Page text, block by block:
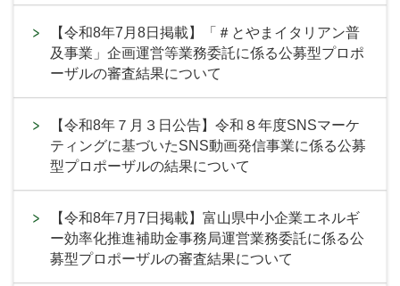
【令和8年7月8日掲載】「＃とやまイタリアン普
及事業」企画運営等業務委託に係る公募型プロポ
ーザルの審査結果について
【令和8年７月３日公告】令和８年度SNSマーケ
ティングに基づいたSNS動画発信事業に係る公募
型プロポーザルの結果について
【令和8年7月7日掲載】富山県中小企業エネルギ
ー効率化推進補助金事務局運営業務委託に係る公
募型プロポーザルの審査結果について